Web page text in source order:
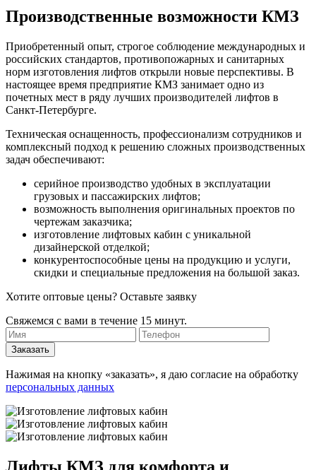
Производственные возможности КМЗ
Приобретенный опыт, строгое соблюдение международных и
российских стандартов, противопожарных и санитарных
норм изготовления лифтов открыли новые перспективы. В
настоящее время предприятие КМЗ занимает одно из
почетных мест в ряду лучших производителей лифтов в
Санкт-Петербурге.
Техническая оснащенность, профессионализм сотрудников и
комплексный подход к решению сложных производственных
задач обеспечивают:
серийное производство удобных в эксплуатации
грузовых и пассажирских лифтов;
возможность выполнения оригинальных проектов по
чертежам заказчика;
изготовление лифтовых кабин с уникальной
дизайнерской отделкой;
конкурентоспособные цены на продукцию и услуги,
скидки и специальные предложения на большой заказ.
Хотите оптовые цены? Оставьте заявку
Свяжемся с вами в течение 15 минут.
Нажимая на кнопку «заказать», я даю согласие на обработку
персональных данных